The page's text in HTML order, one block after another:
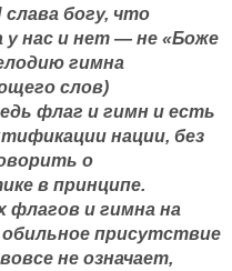
богу, что
у нас и нет — не «Боже
гимна
слов)
флаг и гимн и есть
нации, без
о
в принципе.
и гимна на
присутствие
не означает,